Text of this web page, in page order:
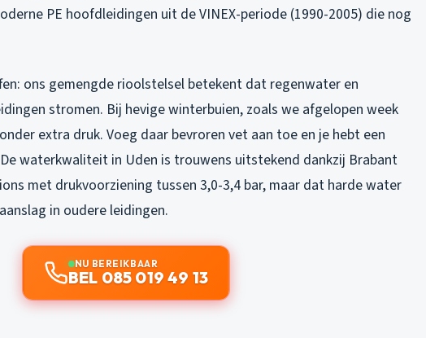
PE hoofdleidingen uit de VINEX-periode (1990-2005) die nog
ons gemengde rioolstelsel betekent dat regenwater en
stromen. Bij hevige winterbuien, zoals we afgelopen week
extra druk. Voeg daar bevroren vet aan toe en je hebt een
waterkwaliteit in Uden is trouwens uitstekend dankzij Brabant
met drukvoorziening tussen 3,0-3,4 bar, maar dat harde water
in oudere leidingen.
NU BEREIKBAAR
BEL 085 019 49 13